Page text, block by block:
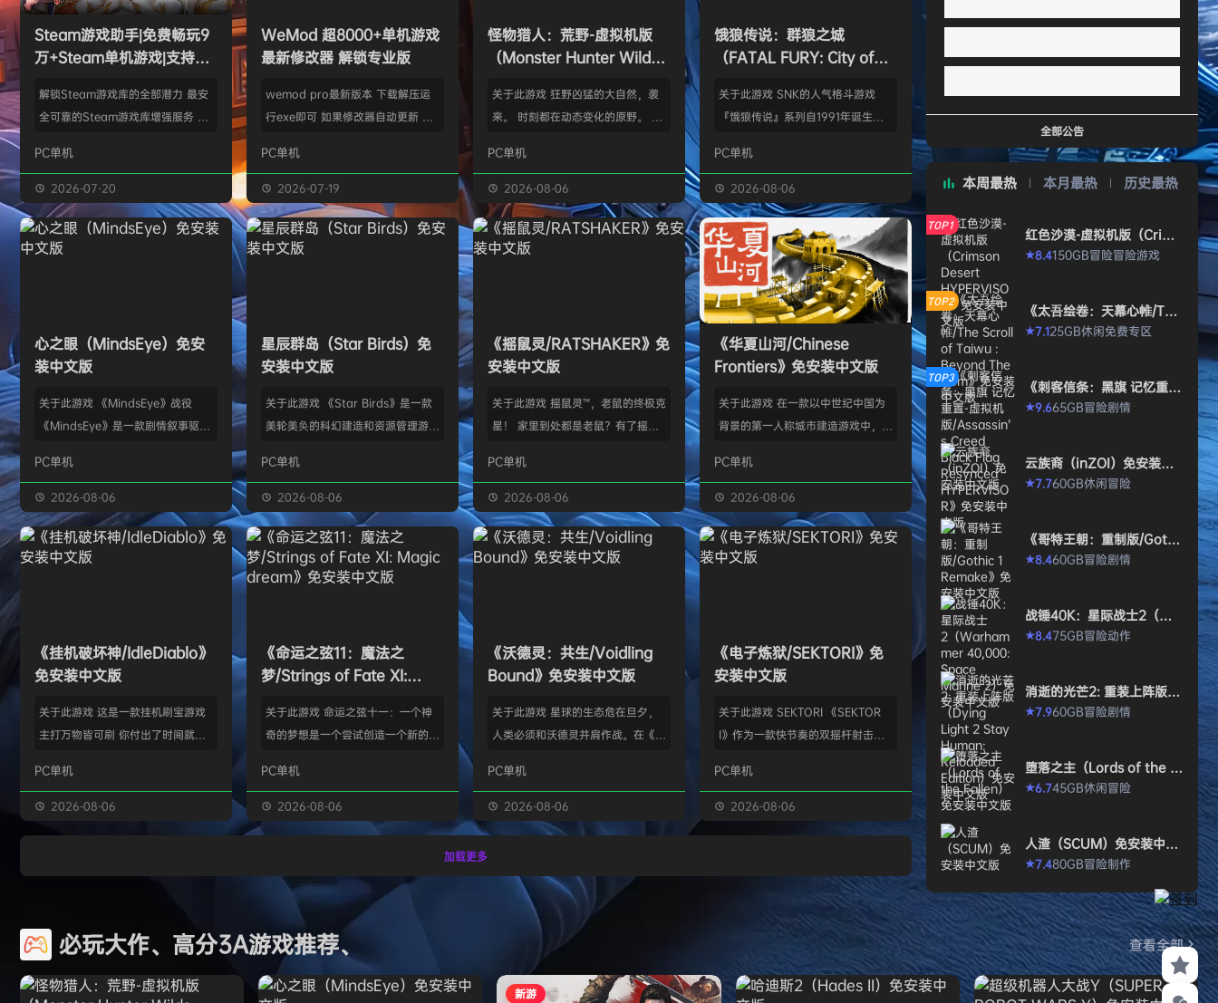
欢迎Z******U 加入本站
欢迎k******2 加入本站 8月4日
欢迎C****i 加入本站 8月4日
欢迎Q*H 加入本站 14小时前
欢迎e******i 加入本站 14小时前
Steam游戏助手|免费畅玩9
万+Steam单机游戏|支持D
解锁Steam游戏库的全部潜力 最安
全可靠的Steam游戏库增强服务 工
修改任何steam设置、安全可靠、
可入库游戏总数 94000+、无视已
下架和锁区游戏、支持大多数游戏联
机。 无需为每一款游戏单独付费，
只需支付一次工具费用或订阅费，即
无压力地尝试各种类型的游戏。操
作…
PC单机
2026-07-20
WeMod 超8000+单机游戏
最新修改器 解锁专业版
wemod pro最新版本 下载解压运
行exe即可 如果修改器自动更新 把
r 这个文件替换到新版的即可。 We
Mod 目前支持超过千款热门游戏，
且每周都会追加游戏列表。由于很多
修改器原作者都入驻了，所以修改器
内容更新应该也是最全、最及时的。
大…
PC单机
2026-07-19
怪物猎人：荒野-虚拟机版
（Monster Hunter Wilds
版
关于此游戏 狂野凶猛的大自然，袭
来。 时刻都在动态变化的原野。 这
的怪物与人们的故事。 你会化为以
狩猎强大怪物为生的“猎人”，使用狩
猎获得的素材打造更强的武器防具，
并逐渐解明这个世界与人们之间的关
联。 进化的狩猎动作，寻求连续不
的边境上，一名少年“纳塔”获救。
公会根…
PC单机
2026-08-06
饿狼传说：群狼之城
（FATAL FURY: City of
关于此游戏 SNK的人气格斗游戏
『饿狼传说』系列自1991年诞生以
潮。从1999年的『饿狼 -MARK OF
THE WOLVES-』起，时隔26年，
系列的最新作品『饿狼传说 City of
the Wolves』终于登场！ ■新实装
了加速兴奋的“REV系统”！ 新实装
的“REV系统”可以从战斗开始发动各
种特殊攻击！“REV武技”、“REV加
速”，还有S.P.G.区…
PC单机
2026-08-06
心之眼（MindsEye）免安
装中文版
关于此游戏 《MindsEye》战役
《MindsEye》是一款剧情叙事驱动
背景设定在近未来沙漠城市红石城。
你将扮演雅各布·迪亚兹——一名退
役士兵，因被植入了神秘的神经植入
体而饱受支离破碎的记忆困扰。在电
影化叙事的战役中，你将执行任务、
远不止红石城本身。 红石城 红石城
是…
PC单机
2026-08-06
星辰群岛（Star Birds）免
安装中文版
关于此游戏 《Star Birds》是一款
美轮美奂的科幻建造和资源管理游
群繁盛起来。不论是熟知此类题材的
老手玩家，还是只想浅尝神游太空滋
味的路人过客，星辰群鸟都会感激你
的陪伴。什么，你说是因为鸟群没了
你，就立马出乱子？哎呀呀，这也只
是其中一个原因而已啦。 扫描附近
是某些未知之物。建造生产设施，以
便开采资…
PC单机
2026-08-06
《摇鼠灵/RATSHAKER》免
安装中文版
关于此游戏 摇鼠灵™，老鼠的终极克
星！ 家里到处都是老鼠？有了摇鼠
灭所有不速之客！拿在手上大力摇，
剩下的交给摇鼠灵™就行了。不用夹
子，不会搞得乱糟糟，也不用偷偷摸
摸丢死老鼠！ 有了摇鼠灵™，一切尽
在掌握！把那只老鼠摇到服从，看着
恼瞬间无影无踪。 为什么选择摇鼠
灵™？ 轻松…
PC单机
2026-08-06
《华夏山河/Chinese
Frontiers》免安装中文版
关于此游戏 在一款以中世纪中国为
背景的第一人称城市建造游戏中，规
的工匠起步，循序渐进地规划、生产
并筑起宏伟建筑。管理村民，搭建生
产链，打磨物流，让你的村落以自己
的节奏繁荣发展——无压力，并享受
精巧系统带来的成就感。 探索三大
背景；它会塑造你的策略与可达成的
目标。发掘古老工…
PC单机
2026-08-06
《挂机破坏神/IdleDiablo》
免安装中文版
关于此游戏 这是一款挂机刷宝游戏
主打万物皆可刷 你付出了时间就必
独属于你的强大构筑 装备获取 游戏
中的[装备][技能][护身符]主要通过
与怪物战斗胜利后随机获得 并可通
每个大型章节有若干小关卡。 难度
可分为：…
PC单机
2026-08-06
《命运之弦11：魔法之
梦/Strings of Fate XI:
版
关于此游戏 命运之弦十一：一个神
奇的梦想是一个尝试创造一个新的幻
虚幻引擎的帮助下，使用已经熟悉的
图形技术和机制以丰富多彩的方式呈
现游戏世界。 玩家将看到一个开放
的战斗和与老板的战斗，无论是在表
面上还是在地牢里。 你必须扮演一
组由命运聚集的五个角色来完成一项
伟大的使命-从古老的邪恶中拯救地
球！ 一个古老…
PC单机
2026-08-06
《沃德灵：共生/Voidling
Bound》免安装中文版
关于此游戏 星球的生态危在旦夕，
人类必须和沃德灵并肩作战。在《沃
生物学家，与被称为“沃德灵”的生物
神经链接。不断孵化、培育、升级、
进化你的沃德灵伙伴们，与它们一同
觉，这次你将化身沃德灵，与它们神
经连接，以第三人称射击作为核心，
充分利用不同沃德灵的射击风格应对
多变的战场局面，并且在闪避、格
挡、反击等技能的配…
PC单机
2026-08-06
《电子炼狱/SEKTORI》免
安装中文版
关于此游戏 SEKTORI 《SEKTOR
I》作为一款快节奏的双摇杆射击游
慎选择升级项目，打造强大的构筑，
置身风云变幻的战场，迎战源源不断
地敌人和恢弘的头目。这款游戏需要
进入完全不同的意识状态。 玩法简
洁纯粹，单局游戏耗时较短，大量挑
战，重玩度很高。 游戏特色 战役模
式包含五个世界，关卡动态变化，敌
人种…
PC单机
2026-08-06
加载更多
全部公告
本周最热 本月最热 历史最热
TOP1
红色沙漠-虚拟机版（Crims
on Desert HYPERVISO
R）免安装中文版
★8.4150GB冒险冒险游戏
TOP2
《太吾绘卷：天幕心帷/The
Scroll of Taiwu : Beyond
The Dom》免安装中文版
★7.125GB休闲免费专区
TOP3
《刺客信条：黑旗 记忆重
置-虚拟机版/Assassin’s Cr
eed Black Flag Resynced
★9.665GB冒险剧情
云族裔（inZOI）免安装中
文版
★7.760GB休闲冒险
《哥特王朝：重制版/Gothi
c 1 Remake》免安装中文
版
★8.460GB冒险剧情
战锤40K：星际战士2（Wa
rhammer 40,000: Space
Marine 2）免安装中文版
★8.475GB冒险动作
消逝的光芒2: 重装上阵版
（Dying Light 2 Stay Hu
man: Reloaded Edition）
★7.960GB冒险剧情
堕落之主（Lords of the F
allen）免安装中文版
★6.745GB休闲冒险
人渣（SCUM）免安装中文
版
★7.480GB冒险制作
必玩大作、高分3A游戏推荐、 查看全部
新游